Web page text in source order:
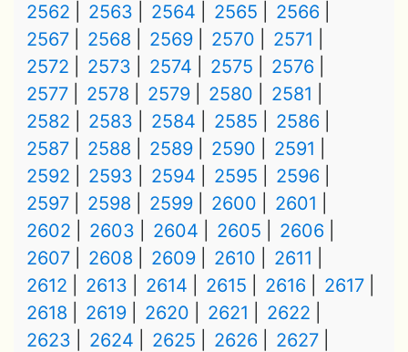
2562
2563 2564 2565
2566
2567
2568 2569 2570
2571
2572
2573 2574 2575
2576
2577
2578 2579 2580
2581
2582
2583 2584 2585
2586
2587
2588 2589 2590
2591
2592
2593 2594 2595
2596
2597
2598 2599 2600
2601
2602
2603 2604 2605
2606
2607
2608 2609 2610
2611
2612
2613 2614 2615 2616
2617
2618
2619 2620 2621
2622
2623
2624 2625 2626
2627